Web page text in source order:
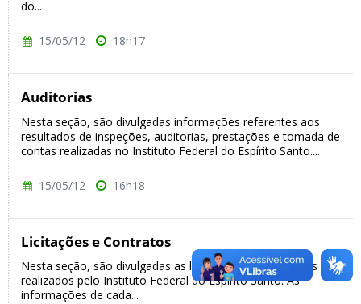
do...
15/05/12 18h17
Auditorias
Nesta seção, são divulgadas informações referentes aos
resultados de inspeções, auditorias, prestações e tomada de
contas realizadas no Instituto Federal do Espírito Santo....
15/05/12 16h18
Licitações e Contratos
Nesta seção, são divulgadas as licitações e os contratos
realizados pelo Instituto Federal do Espírito Santo. As
informações de cada...